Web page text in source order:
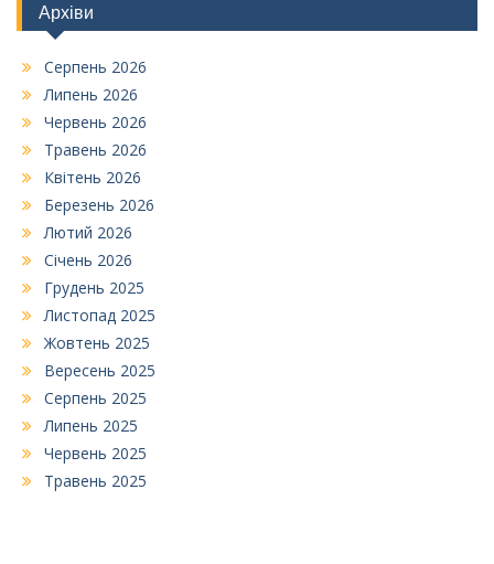
Архіви
Серпень 2026
Липень 2026
Червень 2026
Травень 2026
Квітень 2026
Березень 2026
Лютий 2026
Січень 2026
Грудень 2025
Листопад 2025
Жовтень 2025
Вересень 2025
Серпень 2025
Липень 2025
Червень 2025
Травень 2025